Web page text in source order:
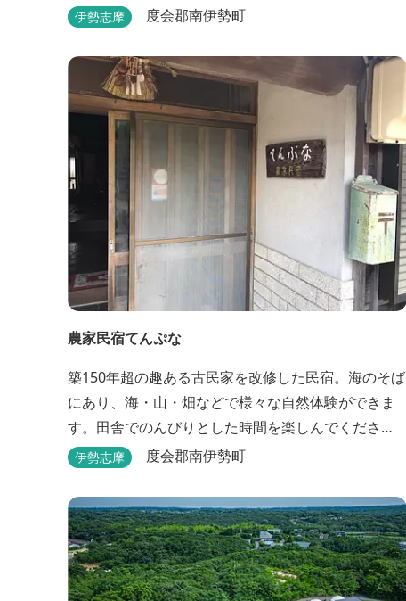
ル、 宿泊施設などが完備した欧米型リゾート・マリ
伊勢志摩 度会郡南伊勢町
農家民宿てんぷな
築150年超の趣ある古民家を改修した民宿。海のそば
にあり、海・山・畑などで様々な自然体験ができま
す。田舎でのんびりとした時間を楽しんでくださ
い。
伊勢志摩 度会郡南伊勢町